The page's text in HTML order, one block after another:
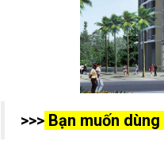
>>> Bạn muốn